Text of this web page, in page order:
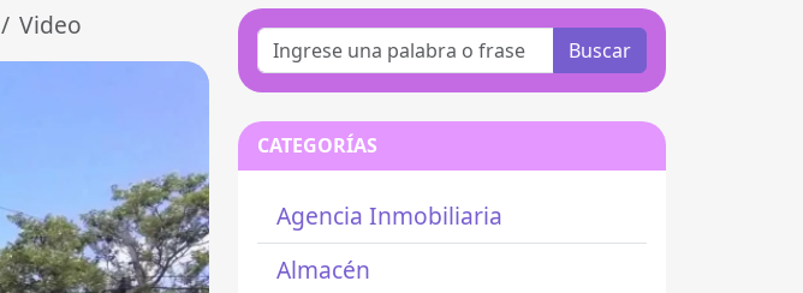
Video
Buscar
CATEGORÍAS
Agencia Inmobiliaria
Almacén